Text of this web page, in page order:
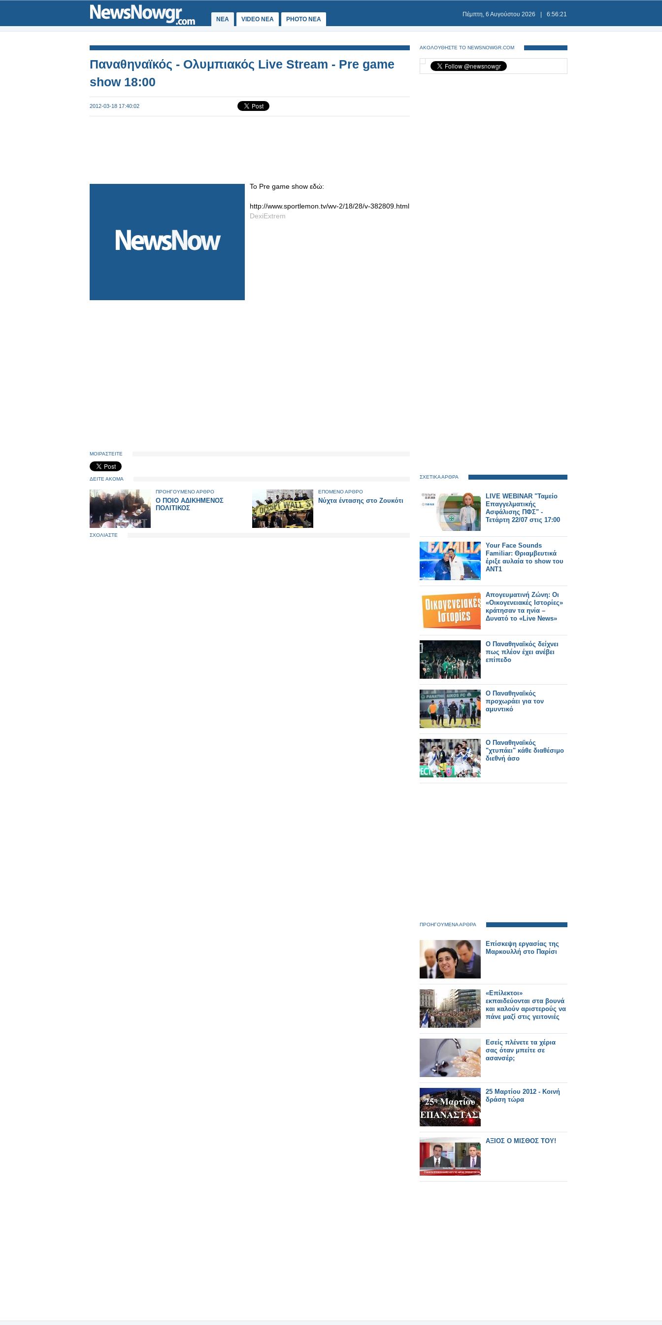
ΝΕΑ VIDEO NEA PHOTO NEA
Πέμπτη, 6 Αυγούστου 2026 6:56:21
Παναθηναϊκός - Ολυμπιακός Live Stream - Pre game
show 18:00
2012-03-18 17:40:02
To Pre game show εδώ:
http://www.sportlemon.tv/wv-2/18/28/v-382809.html
DexiExtrem
ΜΟΙΡΑΣΤΕΙΤΕ
ΔΕΙΤΕ ΑΚΟΜΑ
ΠΡΟΗΓΟΥΜΕΝΟ ΑΡΘΡΟ
Ο ΠΟΙΟ ΑΔΙΚΗΜΕΝΟΣ
ΠΟΛΙΤΙΚΟΣ
ΕΠΟΜΕΝΟ ΑΡΘΡΟ
Νύχτα έντασης στο Ζουκότι
ΣΧΟΛΙΑΣΤΕ
ΑΚΟΛΟΥΘΗΣΤΕ ΤΟ NEWSNOWGR.COM
ΣΧΕΤΙΚΑ ΑΡΘΡΑ
LIVE WEBINAR "Ταμείο
Επαγγελματικής
Ασφάλισης ΠΦΣ" -
Τετάρτη 22/07 στις 17:00
Your Face Sounds
Familiar: Θριαμβευτικά
έριξε αυλαία το show του
ΑΝΤ1
Απογευματινή Ζώνη: Οι
«Οικογενειακές Ιστορίες»
κράτησαν τα ηνία –
Δυνατό το «Live News»
Ο Παναθηναϊκός δείχνει
πως πλέον έχει ανέβει
επίπεδο
Ο Παναθηναϊκός
προχωράει για τον
αμυντικό
Ο Παναθηναϊκός
"χτυπάει" κάθε διαθέσιμο
διεθνή άσο
ΠΡΟΗΓΟΥΜΕΝΑ ΑΡΘΡΑ
Eπίσκεψη εργασίας της
Μαρκουλλή στο Παρίσι
«Επίλεκτοι»
εκπαιδεύονται στα βουνά
και καλούν αριστερούς να
πάνε μαζί στις γειτονιές
Εσείς πλένετε τα χέρια
σας όταν μπείτε σε
ασανσέρ;
25 Μαρτίου 2012 - Κοινή
δράση τώρα
ΑΞΙΟΣ Ο ΜΙΣΘΟΣ ΤΟΥ!